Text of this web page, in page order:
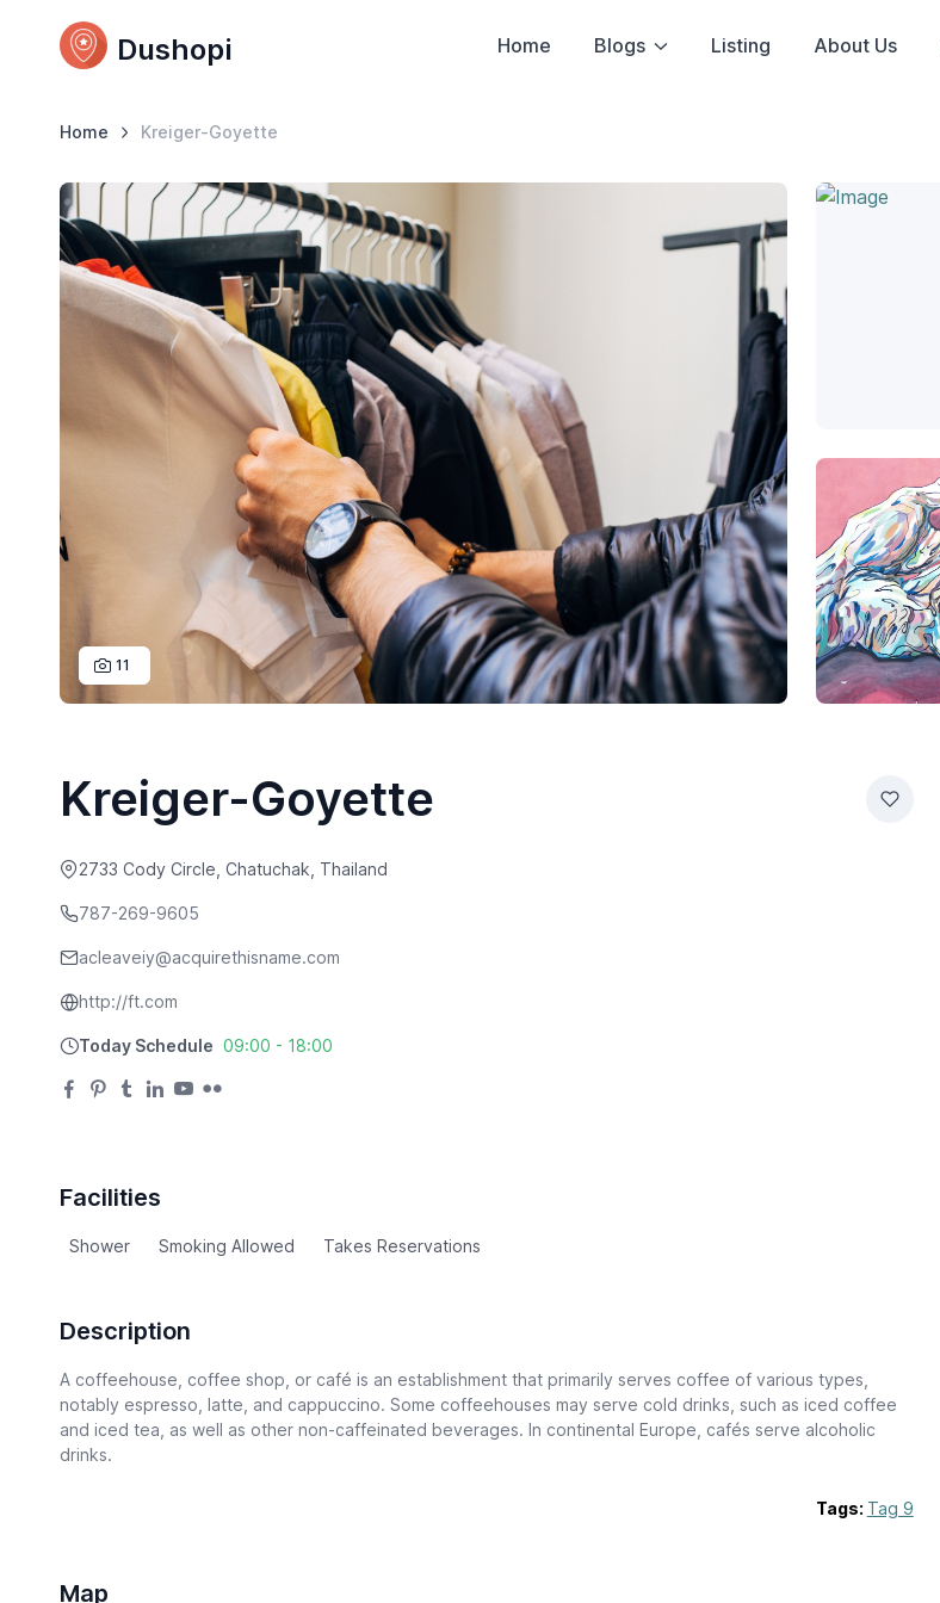
Dushopi Home Blogs Listing About Us
Home Kreiger-Goyette
11
Kreiger-Goyette
2733 Cody Circle, Chatuchak, Thailand
787-269-9605
acleaveiy@acquirethisname.com
http://ft.com
Today Schedule 09:00 - 18:00
Facilities
Shower Smoking Allowed Takes Reservations
Description
A coffeehouse, coffee shop, or café is an establishment that primarily serves coffee of various types,
notably espresso, latte, and cappuccino. Some coffeehouses may serve cold drinks, such as iced coffee
and iced tea, as well as other non-caffeinated beverages. In continental Europe, cafés serve alcoholic
drinks.
Tags: Tag 9
Map